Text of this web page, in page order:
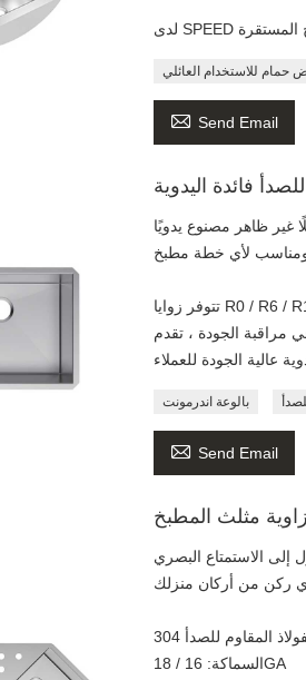
حمام للاستخدام العائلي
 Send Email
فائدة اليدوية
غير ظاهر مصنوع يدويًا
تتوفر زوايا R0 / R6 / R10 / R15 / R25 ، الأحجام الإجمالية مصنوعة حسب الطلب ، وذلك لتلبية متطلبات
مراقبة الجودة ، تقدم
بالوعة اندرمونت
 Send Email
مثلث المطبخ
إلى الاستمتاع البصري
المقاوم للصدأ 304
السماكة: 16 / 18GA